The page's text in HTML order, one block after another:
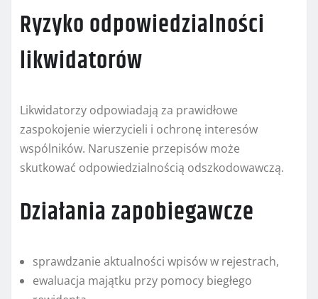
Ryzyko odpowiedzialności
likwidatorów
Likwidatorzy odpowiadają za prawidłowe
zaspokojenie wierzycieli i ochronę interesów
wspólników. Naruszenie przepisów może
skutkować odpowiedzialnością odszkodowawczą.
Działania zapobiegawcze
sprawdzanie aktualności wpisów w rejestrach,
ewaluacja majątku przy pomocy biegłego